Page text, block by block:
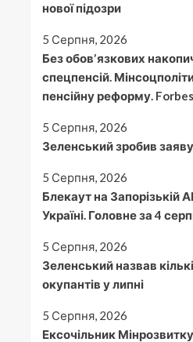
нової підозри
5 Серпня, 2026
Без обовʼязкових
спецпенсій.
пенсійну реформу.
5 Серпня, 2026
Зеленський зробив
5 Серпня, 2026
Блекаут на Запорізькій
Україні. Головне за 4
5 Серпня, 2026
Зеленський назвав
окупантів у липні
5 Серпня, 2026
Ексочільник